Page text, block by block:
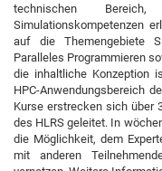
technischen
Simulationskompetenzen
auf die Themengebiete
Paralleles Programmieren
die inhaltliche Konzeption
HPC-Anwendungsbereich
Kurse erstrecken sich über
des HLRS geleitet. In
die Möglichkeit, dem
mit anderen